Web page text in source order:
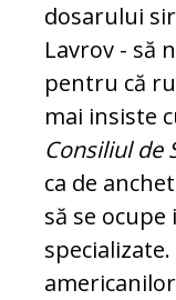
dosarului
Lavrov - să
pentru că
mai insiste
Consiliul de
ca de
să se